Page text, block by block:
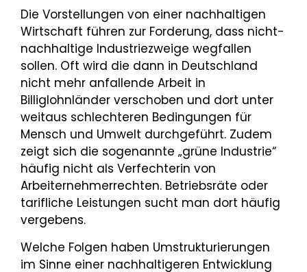
Die Vorstellungen von einer nachhaltigen
Wirtschaft führen zur Forderung, dass nicht-
nachhaltige Industriezweige wegfallen
sollen. Oft wird die dann in Deutschland
nicht mehr anfallende Arbeit in
Billiglohnländer verschoben und dort unter
weitaus schlechteren Bedingungen für
Mensch und Umwelt durchgeführt. Zudem
zeigt sich die sogenannte „grüne Industrie“
häufig nicht als Verfechterin von
Arbeiternehmerrechten. Betriebsräte oder
tarifliche Leistungen sucht man dort häufig
vergebens.
Welche Folgen haben Umstrukturierungen
im Sinne einer nachhaltigeren Entwicklung